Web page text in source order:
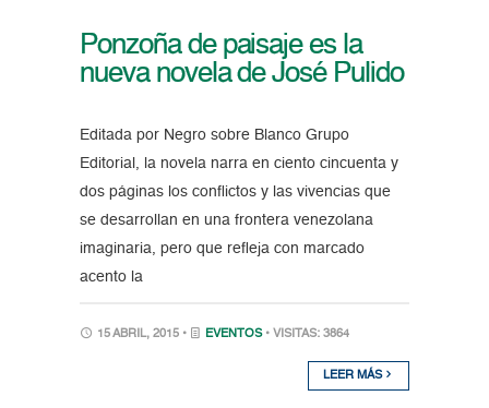
Ponzoña de paisaje es la
nueva novela de José Pulido
Editada por Negro sobre Blanco Grupo
Editorial, la novela narra en ciento cincuenta y
dos páginas los conflictos y las vivencias que
se desarrollan en una frontera venezolana
imaginaria, pero que refleja con marcado
acento la
15 ABRIL, 2015 • EVENTOS • VISITAS: 3864
LEER MÁS